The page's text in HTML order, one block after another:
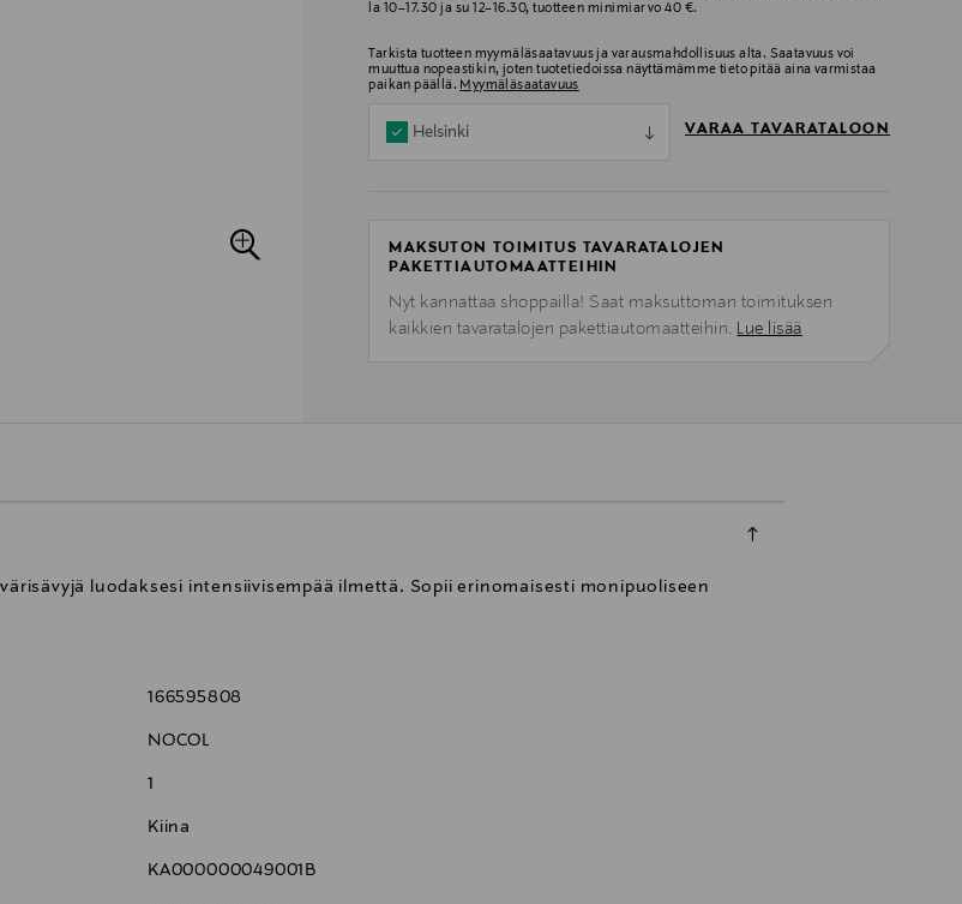
la 10–17.30 ja su 12–16.30, tuotteen minimiarvo 40 €.
Tarkista tuotteen myymäläsaatavuus ja varausmahdollisuus alta. Saatavuus voi
muuttua nopeastikin, joten tuotetiedoissa näyttämämme tieto pitää aina varmistaa
paikan päällä. Myymäläsaatavuus
Helsinki VARAA TAVARATALOON
MAKSUTON TOIMITUS TAVARATALOJEN
PAKETTIAUTOMAATTEIHIN
Nyt kannattaa shoppailla! Saat maksuttoman toimituksen
kaikkien tavaratalojen pakettiautomaatteihin. Lue lisää
luodaksesi intensiivisempää ilmettä. Sopii erinomaisesti monipuoliseen
166595808
NOCOL
1
Kiina
KA000000049001B